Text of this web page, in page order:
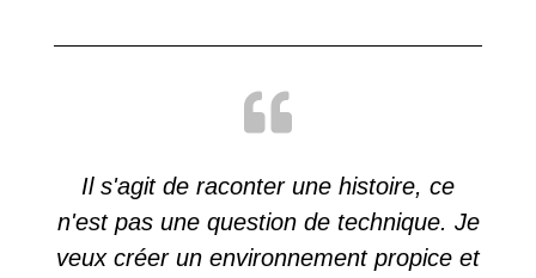
Il s'agit de raconter une histoire, ce
n'est pas une question de technique. Je
veux créer un environnement propice et